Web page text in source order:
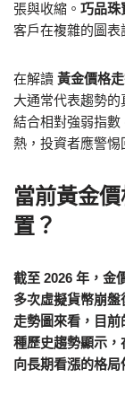
張與收縮。 巧品珠
客戶在複雜的圖表
在解讀 黃金價格
大通常代表趨勢的
結合相對強弱指數
熱，投資者應警惕
當前黃金
置？
截至 2026 年，金
多次虛擬貨幣崩
走勢圖來看，目
種歷史趨勢顯示
向長期看漲的格局